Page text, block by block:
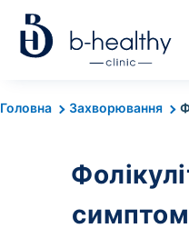
Головна Захворювання
Аналізи
Вартість забору
Вартість забору
35 грн